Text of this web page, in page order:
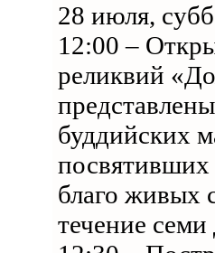
28 июля,
12:00 –
реликвий
буддийских
благо живых
течение